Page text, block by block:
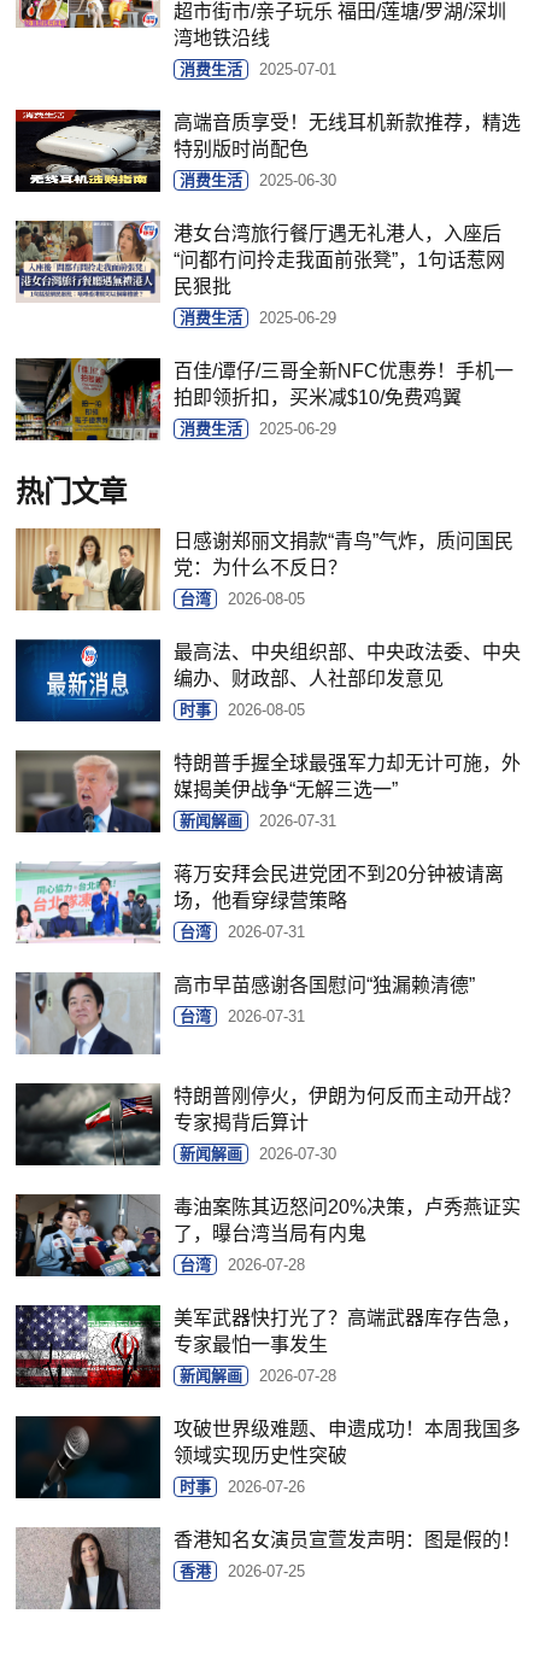
超市街市/亲子玩乐 福田/莲塘/罗湖/深圳
湾地铁沿线
消费生活 2025-07-01
高端音质享受！无线耳机新款推荐，精选
特别版时尚配色
消费生活 2025-06-30
港女台湾旅行餐厅遇无礼港人，入座后
“问都冇问拎走我面前张凳”，1句话惹网
民狠批
消费生活 2025-06-29
百佳/谭仔/三哥全新NFC优惠券！手机一
拍即领折扣，买米减$10/免费鸡翼
消费生活 2025-06-29
热门文章
日感谢郑丽文捐款“青鸟”气炸，质问国民
党：为什么不反日？
台湾 2026-08-05
最高法、中央组织部、中央政法委、中央
编办、财政部、人社部印发意见
时事 2026-08-05
特朗普手握全球最强军力却无计可施，外
媒揭美伊战争“无解三选一”
新闻解画 2026-07-31
蒋万安拜会民进党团不到20分钟被请离
场，他看穿绿营策略
台湾 2026-07-31
高市早苗感谢各国慰问“独漏赖清德”
台湾 2026-07-31
特朗普刚停火，伊朗为何反而主动开战？
专家揭背后算计
新闻解画 2026-07-30
毒油案陈其迈怒问20%决策，卢秀燕证实
了，曝台湾当局有内鬼
台湾 2026-07-28
美军武器快打光了？高端武器库存告急，
专家最怕一事发生
新闻解画 2026-07-28
攻破世界级难题、申遗成功！本周我国多
领域实现历史性突破
时事 2026-07-26
香港知名女演员宣萱发声明：图是假的！
香港 2026-07-25